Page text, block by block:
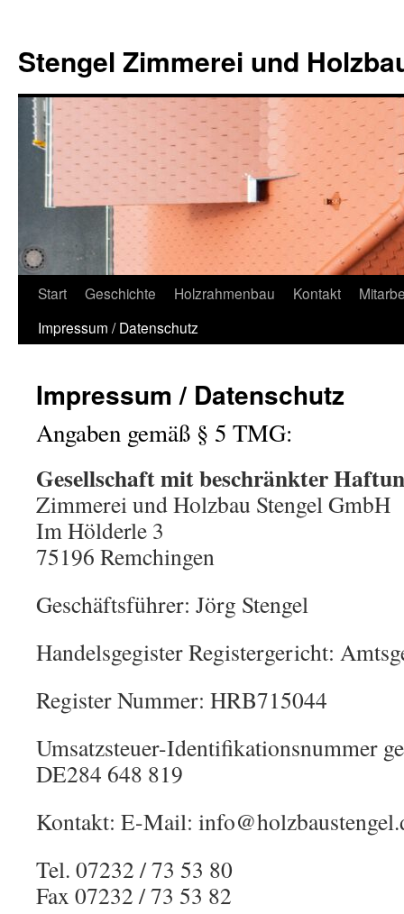
springen
Stengel Zimmerei und
Start Geschichte Holzrahmenbau Kontakt
Impressum / Datenschutz
Impressum / Datenschutz
Angaben gemäß § 5 TMG:
Gesellschaft mit beschränkter
Zimmerei und Holzbau Stengel GmbH
Im Hölderle 3
75196 Remchingen
Geschäftsführer: Jörg Stengel
Handelsgegister Registergericht:
Register Nummer: HRB715044
Umsatzsteuer-Identifikationsnummer
DE284 648 819
Kontakt: E-Mail:
Tel. 07232 / 73 53 80
Fax 07232 / 73 53 82